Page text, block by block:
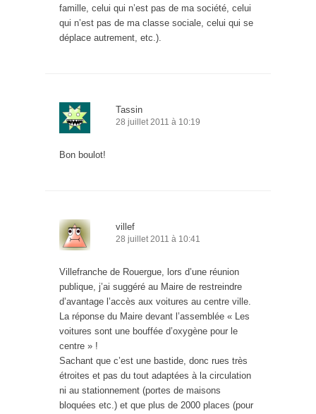
famille, celui qui n’est pas de ma société, celui
qui n’est pas de ma classe sociale, celui qui se
déplace autrement, etc.).
Tassin
28 juillet 2011 à 10:19
Bon boulot!
villef
28 juillet 2011 à 10:41
Villefranche de Rouergue, lors d’une réunion
publique, j’ai suggéré au Maire de restreindre
d’avantage l’accès aux voitures au centre ville.
La réponse du Maire devant l’assemblée « Les
voitures sont une bouffée d’oxygène pour le
centre » !
Sachant que c’est une bastide, donc rues très
étroites et pas du tout adaptées à la circulation
ni au stationnement (portes de maisons
bloquées etc.) et que plus de 2000 places (pour